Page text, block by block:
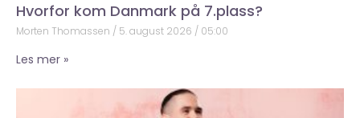
Hvorfor kom Danmark på 7.plass?
Morten Thomassen 5. august 2026 05:00
Les mer »